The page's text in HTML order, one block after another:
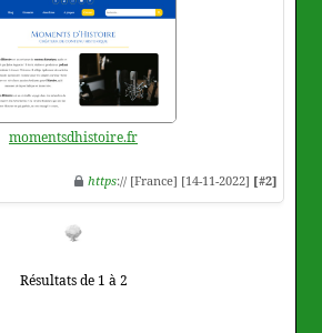
momentsdhistoire.fr
https:// [France] [14-11-2022] [#2]
Résultats de 1 à 2